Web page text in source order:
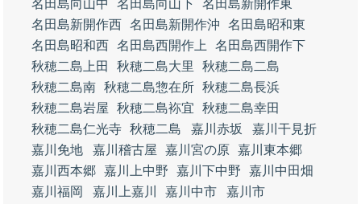
名田島向山中
名田島向山下 名田島新開作東
名田島新開作西 名田島新開作沖
名田島昭和東
名田島昭和西 名田島西開作上
名田島西開作下
秋穂二島上田
秋穂二島大里
秋穂二島二島
秋穂二島南 秋穂二島惣在所 秋穂二島長浜
秋穂二島岩屋
秋穂二島袮宜
秋穂二島幸田
秋穂二島仁光寺 秋穂二島 嘉川赤坂
嘉川干見折
嘉川免地
嘉川稽古屋 嘉川宮の原 嘉川東本郷
嘉川西本郷 嘉川上中野 嘉川下中野
嘉川中田畑
嘉川福岡
嘉川上嘉川 嘉川中市
嘉川市